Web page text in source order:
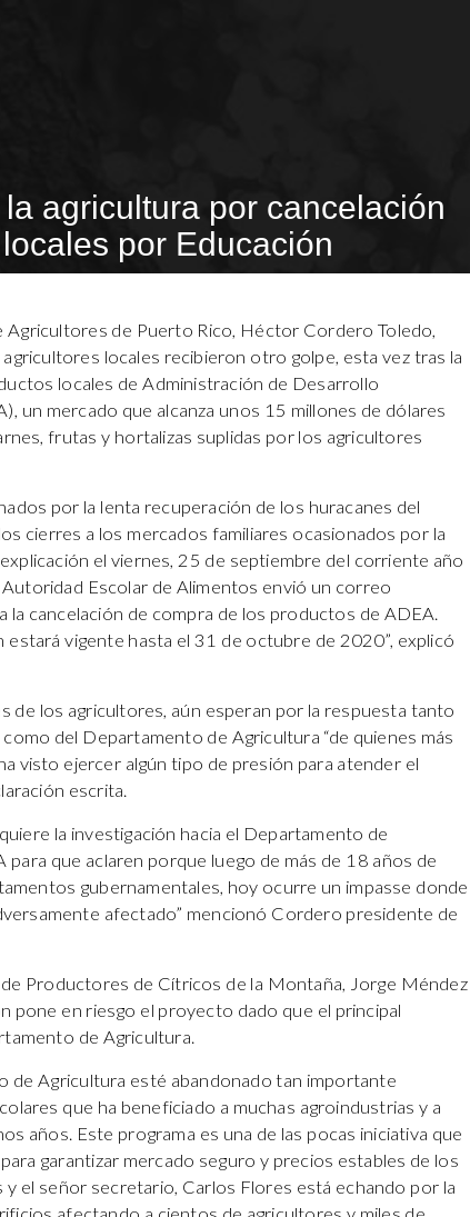
agricultura por cancelación
por Educación
Agricultores de Puerto Rico, Héctor Cordero Toledo,
locales recibieron otro golpe, esta vez tras la
locales de Administración de Desarrollo
un mercado que alcanza unos 15 millones de dólares
frutas y hortalizas suplidas por los agricultores
por la lenta recuperación de los huracanes del
cierres a los mercados familiares ocasionados por la
el viernes, 25 de septiembre del corriente año
Escolar de Alimentos envió un correo
la cancelación de compra de los productos de ADEA.
estará vigente hasta el 31 de octubre de 2020”, explicó
de los agricultores, aún esperan por la respuesta tanto
del Departamento de Agricultura “de quienes más
visto ejercer algún tipo de presión para atender el
escrita.
la investigación hacia el Departamento de
para que aclaren porque luego de más de 18 años de
gubernamentales, hoy ocurre un impasse donde
afectado” mencionó Cordero presidente de
Productores de Cítricos de la Montaña, Jorge Méndez
pone en riesgo el proyecto dado que el principal
de Agricultura.
de Agricultura esté abandonado tan importante
que ha beneficiado a muchas agroindustrias y a
años. Este programa es una de las pocas iniciativa que
garantizar mercado seguro y precios estables de los
el señor secretario, Carlos Flores está echando por la